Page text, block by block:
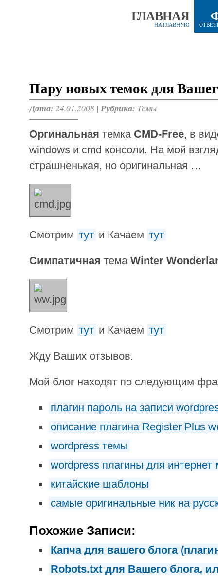
ГЛАВНАЯ
НА ГЛАВНУЮ
Пару новых темок для
Дата: 24.01.2008 | Рубрика: Темы
Оргинальная темка CMD-Free, в
windows и cmd консоли. На мой
страшненькая, но оригинальная …
Смотрим тут и Качаем тут
Симпатичная тема Winter
Смотрим тут и Качаем тут
Жду Ваших отзывов.
Мой блог находят по следующим
плагин пароль на записи
описание плагина Register Plus
wordpress темы
wordpress плагины для интернет
китайские шаблоны
самые оригинальные ник на
Похожие Записи:
Капча для вашего блога
Robots.txt для Вашего блога,